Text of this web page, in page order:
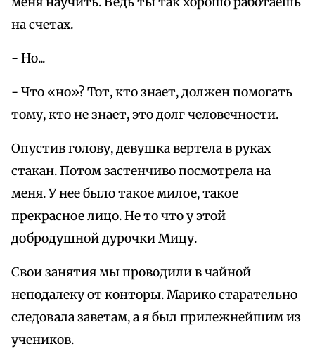
на счетах.
- Но...
- Что «но»? Тот, кто знает, должен помогать
тому, кто не знает, это долг человечности.
Опустив голову, девушка вертела в руках
стакан. Потом застенчиво посмотрела на
меня. У нее было такое милое, такое
прекрасное лицо. Не то что у этой
добродушной дурочки Мицу.
Свои занятия мы проводили в чайной
неподалеку от конторы. Марико старательно
следовала заветам, а я был прилежнейшим из
учеников.